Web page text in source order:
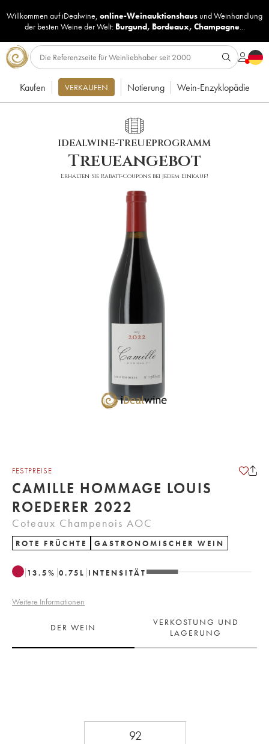
Willkommen auf iDealwine, online-Weinauktionshaus undWeinhandlung
der besten Weine der Welt: Burgund, Bordeaux, Champagne...
Kaufen VERKAUFEN Notierung Wein-Enzyklopädie
IDEALWINE-TREUEPROGRAMM
Treueangebot
Erhalten Sie Rabatt-Coupons bei jedem Einkauf!
FESTPREISE
CAMILLE HOMMAGE LOUIS
ROEDERER 2022
Coteaux Champenois AOC
ROTE FRÜCHTE GASTRONOMISCHER WEIN
13.5% 0.75 L INTENSITÄT
Weitere Informationen
DER WEIN
VERKOSTUNG UND
LAGERUNG
92